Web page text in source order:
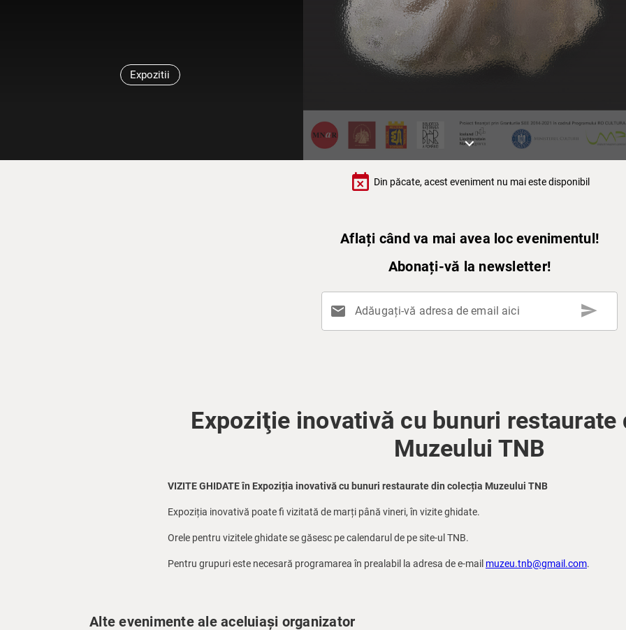
Expozitii
keyboard_arrow_down
event_busy Din păcate, acest eveniment nu mai este disponibil
Aflați când va mai avea loc evenimentul!
Abonați-vă la newsletter!
mail Adăugați-vă adresa de email aici send
Expoziţie inovativă cu bunuri
Muzeului TNB
VIZITE GHIDATE în Expoziția inovativă cu bunuri restaurate din colecția Muzeului TNB
Expoziția inovativă poate fi vizitată de marți până vineri, în vizite ghidate.
Orele pentru vizitele ghidate se găsesc pe calendarul de pe site-ul TNB.
Pentru grupuri este necesară programarea în prealabil la adresa de e-mail muzeu.tnb@gmail.com.
Alte evenimente ale aceluiași organizator